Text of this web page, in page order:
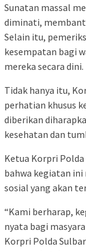
Sunatan massal
diminati,
Selain itu,
kesempatan bagi
mereka secara dini.
Tidak hanya itu,
perhatian khusus
diberikan
kesehatan dan
Ketua Korpri Polda
bahwa kegiatan
sosial yang akan
“Kami berharap,
nyata bagi
Korpri Polda